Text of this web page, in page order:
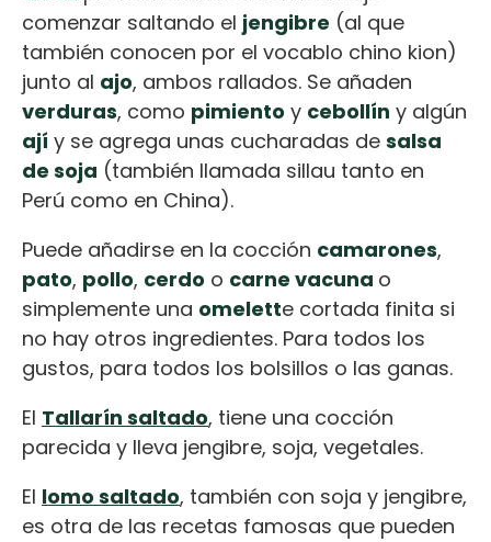
comenzar saltando el jengibre (al que
también conocen por el vocablo chino kion)
junto al ajo, ambos rallados. Se añaden
verduras, como pimiento y cebollín y algún
ají y se agrega unas cucharadas de salsa
de soja (también llamada sillau tanto en
Perú como en China).
Puede añadirse en la cocción camarones,
pato, pollo, cerdo o carne vacuna o
simplemente una omelette cortada finita si
no hay otros ingredientes. Para todos los
gustos, para todos los bolsillos o las ganas.
El Tallarín saltado, tiene una cocción
parecida y lleva jengibre, soja, vegetales.
El lomo saltado, también con soja y jengibre,
es otra de las recetas famosas que pueden